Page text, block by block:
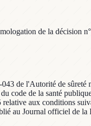
de la décision
de l'Autorité de sûreté
code de la santé
aux conditions
au Journal officiel de la